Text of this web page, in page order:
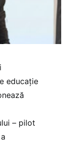
educație
– pilot